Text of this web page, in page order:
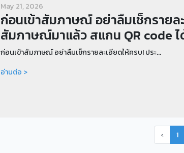
May 21, 2026
ก่อนเข้าสัมภาษณ์ อย่าลืมเช็กรายล
สัมภาษณ์มาแล้ว สแกน QR code ไ
ก่อนเข้าสัมภาษณ์ อย่าลืมเช็กรายละเอียดให้ครบ! ประ...
อ่านต่อ >
‹ 1